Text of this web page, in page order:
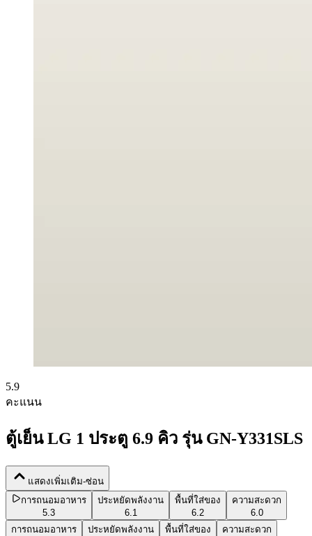
5.9
คะแนน
ตู้เย็น LG 1 ประตู 6.9 คิว รุ่น GN-Y331SLS
แสดงเพิ่มเติม-ซ่อน
การถนอมอาหาร
5.3
ประหยัดพลังงาน
6.1
พื้นที่ใส่ของ
6.2
ความสะดวก
6.0
การถนอมอาหาร
ประหยัดพลังงาน พื้นที่ใส่ของ ความสะดวก